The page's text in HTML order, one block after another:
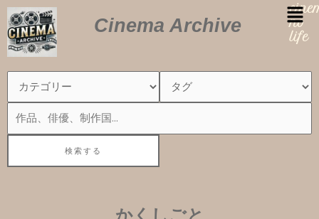
内
容
を
ス
Cinema Archive
no
life